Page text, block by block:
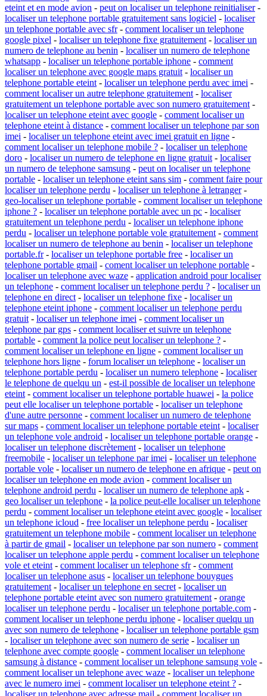
eteint et en mode avion - peut on localiser un telephone reinitialiser-
localiser un telephone portable gratuitement sans logiciel - localiser
un telephone portable avec sfr- comment localiser un telephone
google pixel - localiser un telephone fixe gratuitement - localiser un
numero de telephone au benin - localiser un numero de telephone
whatsapp - localiser un telephone portable iphone - comment
localiser un telephone avec google maps gratuit - localiser un
telephone portable eteint - localiser un telephone perdu avec imei -
comment localiser un autre telephone gratuitement - localiser
gratuitement un telephone portable avec son numero gratuitement -
localiser un telephone eteint avec google - comment localiser un
telephone eteint à distance - comment localiser un telephone par son
imei - localiser un telephone eteint avec imei gratuit en ligne -
comment localiser un telephone mobile ? - localiser un telephone
doro - localiser un numero de telephone en ligne gratuit - localiser
un numero de telephone samsung - peut on localiser un telephone
portable - localiser un telephone eteint sans sim - comment faire pour
localiser un telephone perdu - localiser un telephone à letranger-
geo-localiser un telephone portable - comment localiser un telephone
iphone ? - localiser un telephone portable avec un pc - localiser
gratuitement un telephone perdu - localiser un telephone iphone
perdu - localiser un telephone portable vole gratuitement - comment
localiser un numero de telephone au benin - localiser un telephone
portable.fr- localiser un telephone portable free - localiser un
telephone portable gmail - coment localiser un telephone portable -
localiser un telephone avec waze - application android pour localiser
un telephone - comment localiser un telephone perdu ? - localiser un
telephone en direct - localiser un telephone fixe - localiser un
telephone eteint iphone - comment localiser un telephone perdu
gratuit - localiser un telephone imei - comment localiser un
telephone par gps - comment localiser et suivre un telephone
portable - comment la police peut localiser un telephone ? -
comment localiser un telephone en ligne - comment localiser un
telephone hors ligne - forum localiser un telephone - localiser un
telephone portable perdu - localiser un numero telephone - localiser
le telephone de quelqu un - est-il possible de localiser un telephone
eteint - comment localiser un telephone portable huawei - la police
peut elle localiser un telephone portable - localiser un telephone
d'une autre personne - comment localiser un numero de telephone
sur maps - comment localiser un telephone portable eteint - localiser
un telephone vole android - localiser un telephone portable orange -
localiser un telephone discrètement - localiser un telephone
freemobile - localiser un telephone par imei - localiser un telephone
portable vole - localiser un numero de telephone en afrique - peut on
localiser un telephone en mode avion - comment localiser un
telephone android perdu - localiser un numero de telephone apk -
geo localiser un telephone - la police peut-elle localiser un telephone
perdu - comment localiser un telephone eteint avec google - localiser
un telephone icloud - free localiser un telephone perdu - localiser
gratuitement un telephone mobile - comment localiser un telephone
à partir de gmail - localiser un telephone par son numero - comment
localiser un telephone apple perdu - comment localiser un telephone
vole et eteint - comment localiser un telephone sfr- comment
localiser un telephone asus - localiser un telephone bouygues
gratuitement - localiser un telephone en secret - localiser un
telephone portable eteint avec son numero gratuitement - orange
localiser un telephone perdu - localiser un telephone portable.com -
comment localiser un telephone perdu iphone - localiser quelqu un
avec son numero de telephone - localiser un telephone portable gsm
- localiser un telephone avec son numero de serie - localiser un
telephone avec compte google - comment localiser un telephone
samsung à distance - comment localiser un telephone samsung vole -
comment localiser un telephone avec waze - localiser un telephone
avec le numero imei - comment localiser un telephone eteint ? -
localiser un telephone avec adresse mail - comment localiser un